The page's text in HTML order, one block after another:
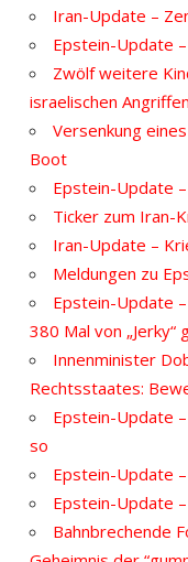
Iran-Update –
Epstein-Update
Zwölf weitere
israelischen
Versenkung
Boot
Epstein-Update
Ticker zum Iran-
Iran-Update –
Meldungen zu
Epstein-Update
380 Mal von „Jerky“
Innenminister
Rechtsstaates:
Epstein-Update
so
Epstein-Update
Epstein-Update
Bahnbrechende